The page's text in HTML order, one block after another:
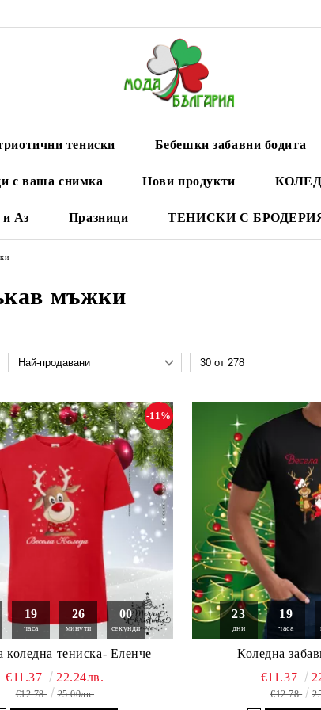
тениски Бебешки забавни бодита
с ваша снимка Нови продукти
Аз Празници ТЕНИСКИ С
мъжки
19
часа
25
минути
58
секунди
коледна тениска- Еленче
-11%
€11.37 22.24лв.
€12.78 25.00лв.
23
дни
19
часа
Коледна
€11.37
€12.78